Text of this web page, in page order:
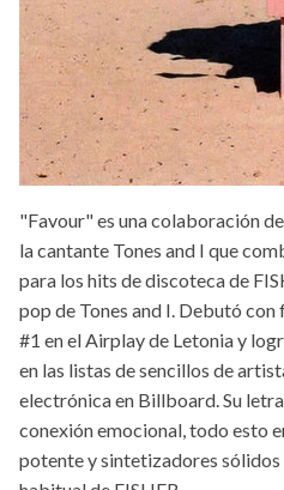
"Favour" es una colaboración
la cantante Tones and I que
para los hits de discoteca de
pop de Tones and I. Debutó
#1 en el Airplay de Letonia y
en las listas de sencillos de
electrónica en Billboard. Su
conexión emocional, todo esto
potente y sintetizadores sólidos